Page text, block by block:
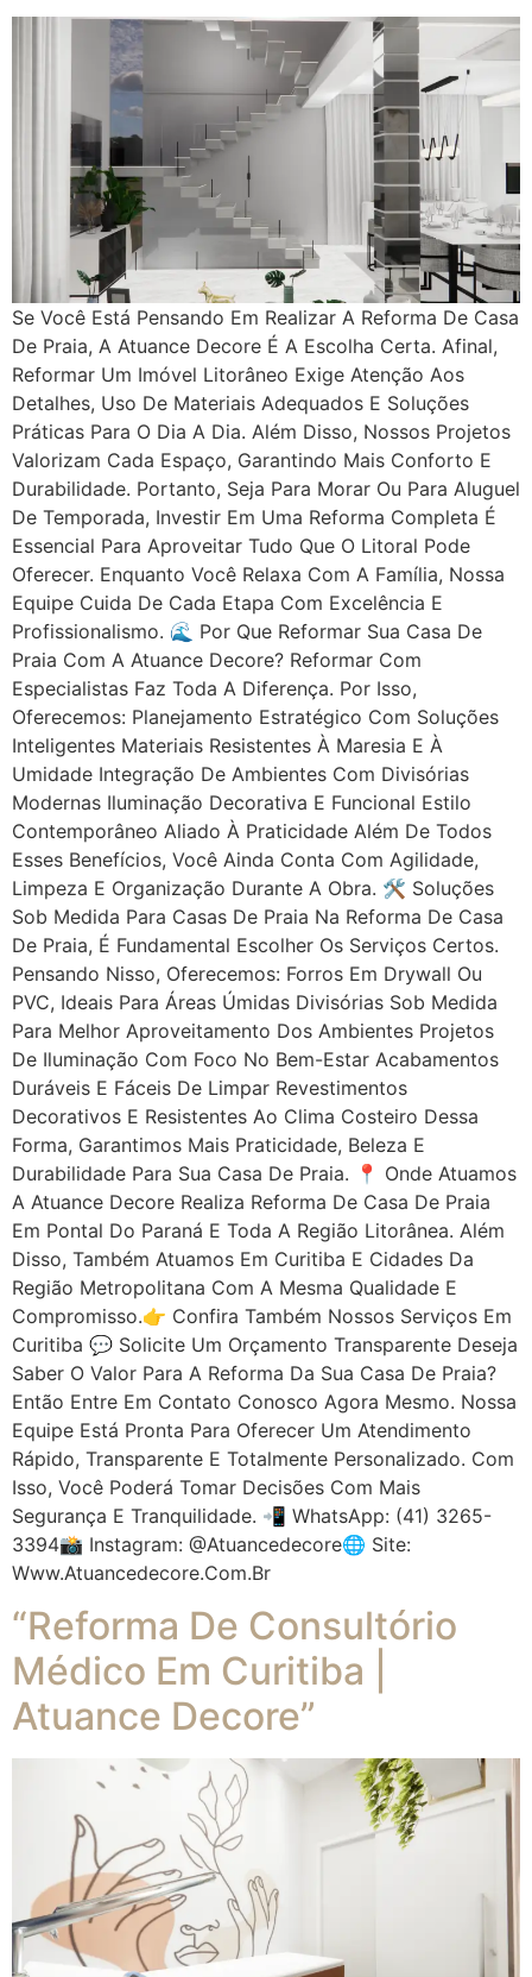
Se Você Está Pensando Em Realizar A Reforma De Casa
De Praia, A Atuance Decore É A Escolha Certa. Afinal,
Reformar Um Imóvel Litorâneo Exige Atenção Aos
Detalhes, Uso De Materiais Adequados E Soluções
Práticas Para O Dia A Dia. Além Disso, Nossos Projetos
Valorizam Cada Espaço, Garantindo Mais Conforto E
Durabilidade. Portanto, Seja Para Morar Ou Para Aluguel
De Temporada, Investir Em Uma Reforma Completa É
Essencial Para Aproveitar Tudo Que O Litoral Pode
Oferecer. Enquanto Você Relaxa Com A Família, Nossa
Equipe Cuida De Cada Etapa Com Excelência E
Profissionalismo. 🌊 Por Que Reformar Sua Casa De
Praia Com A Atuance Decore? Reformar Com
Especialistas Faz Toda A Diferença. Por Isso,
Oferecemos: Planejamento Estratégico Com Soluções
Inteligentes Materiais Resistentes À Maresia E À
Umidade Integração De Ambientes Com Divisórias
Modernas Iluminação Decorativa E Funcional Estilo
Contemporâneo Aliado À Praticidade Além De Todos
Esses Benefícios, Você Ainda Conta Com Agilidade,
Limpeza E Organização Durante A Obra. 🛠 Soluções
Sob Medida Para Casas De Praia Na Reforma De Casa
De Praia, É Fundamental Escolher Os Serviços Certos.
Pensando Nisso, Oferecemos: Forros Em Drywall Ou
PVC, Ideais Para Áreas Úmidas Divisórias Sob Medida
Para Melhor Aproveitamento Dos Ambientes Projetos
De Iluminação Com Foco No Bem-Estar Acabamentos
Duráveis E Fáceis De Limpar Revestimentos
Decorativos E Resistentes Ao Clima Costeiro Dessa
Forma, Garantimos Mais Praticidade, Beleza E
Durabilidade Para Sua Casa De Praia. 📍 Onde Atuamos
A Atuance Decore Realiza Reforma De Casa De Praia
Em Pontal Do Paraná E Toda A Região Litorânea. Além
Disso, Também Atuamos Em Curitiba E Cidades Da
Região Metropolitana Com A Mesma Qualidade E
Compromisso.👉 Confira Também Nossos Serviços Em
Curitiba 💬 Solicite Um Orçamento Transparente Deseja
Saber O Valor Para A Reforma Da Sua Casa De Praia?
Então Entre Em Contato Conosco Agora Mesmo. Nossa
Equipe Está Pronta Para Oferecer Um Atendimento
Rápido, Transparente E Totalmente Personalizado. Com
Isso, Você Poderá Tomar Decisões Com Mais
Segurança E Tranquilidade. 📲 WhatsApp: (41) 3265-
3394📸 Instagram: @atuancedecore🌐 Site:
Www.atuancedecore.com.br
“Reforma De Consultório
Médico Em Curitiba |
Atuance Decore”